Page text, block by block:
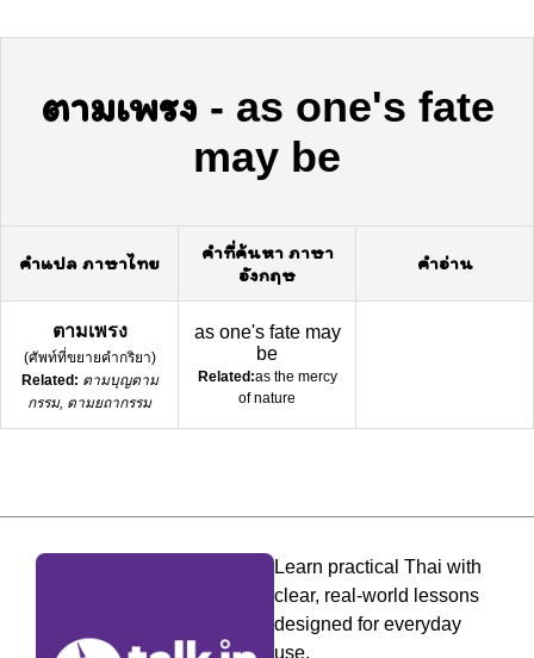
ตามเพรง - as one's fate
may be
คำแปล ภาษาไทย
คำที่ค้นหา ภาษา
อังกฤษ
คำอ่าน
ตามเพรง
(ศัพท์ที่ขยายคำกริยา)
Related: ตามบุญตาม
กรรม, ตามยถากรรม
as one's fate may
be
Related:as the mercy
of nature
Learn practical Thai with
clear, real-world lessons
designed for everyday
use.